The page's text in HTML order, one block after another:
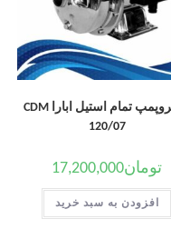
الکتروپمپ تمام استیل ابارا CDM
120/07
تومان17,200,000
افزودن به سبد خرید